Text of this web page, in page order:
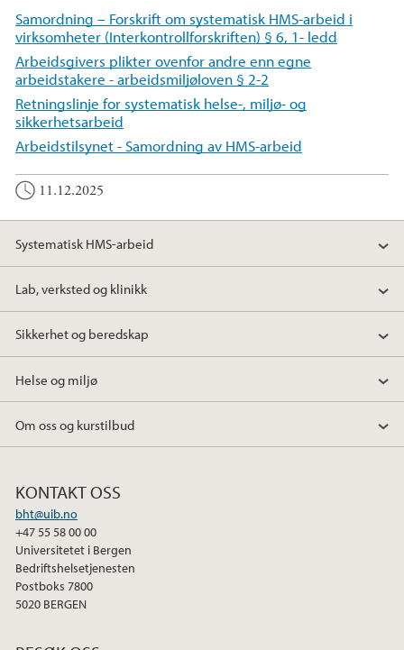
Samordning – Forskrift om systematisk HMS-arbeid i
virksomheter (Interkontrollforskriften) § 6, 1- ledd
Arbeidsgivers plikter ovenfor andre enn egne
arbeidstakere - arbeidsmiljøloven § 2-2
Retningslinje for systematisk helse-, miljø- og
sikkerhetsarbeid
Arbeidstilsynet - Samordning av HMS-arbeid
11.12.2025
Systematisk HMS-arbeid
Lab, verksted og klinikk
Sikkerhet og beredskap
Helse og miljø
Om oss og kurstilbud
KONTAKT OSS
bht@uib.no
+47 55 58 00 00
Universitetet i Bergen
Bedriftshelsetjenesten
Postboks 7800
5020 BERGEN